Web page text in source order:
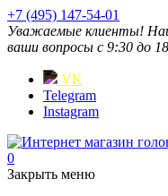
+7 (495) 147-54-01
Уважаемые клиенты!
ваши вопросы с 9:30 до
VK
Telegram
Instagram
0
Закрыть меню